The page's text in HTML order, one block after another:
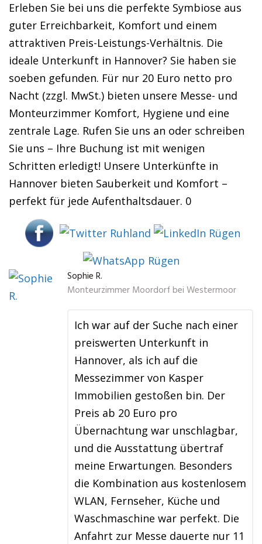
Erleben Sie bei uns die perfekte Symbiose aus
guter Erreichbarkeit, Komfort und einem
attraktiven Preis-Leistungs-Verhältnis. Die
ideale Unterkunft in Hannover? Sie haben sie
soeben gefunden. Für nur 20 Euro netto pro
Nacht (zzgl. MwSt.) bieten unsere Messe- und
Monteurzimmer Komfort, Hygiene und eine
zentrale Lage. Rufen Sie uns an oder schreiben
Sie uns – Ihre Buchung ist mit wenigen
Schritten erledigt! Unsere Unterkünfte in
Hannover bieten Sauberkeit und Komfort –
perfekt für jede Aufenthaltsdauer. 0
Sophie R.
Monteurzimmer Moordorf bei Westermoor
Ich war auf der Suche nach einer
preiswerten Unterkunft in
Hannover, als ich auf die
Messezimmer von Kasper
Immobilien gestoßen bin. Der
Preis ab 20 Euro pro
Übernachtung war unschlagbar,
und die Ausstattung übertraf
meine Erwartungen. Besonders
die Kombination aus kostenlosem
WLAN, Fernseher, Küche und
Waschmaschine war perfekt. Die
Anfahrt zur Messe dauerte nur 11